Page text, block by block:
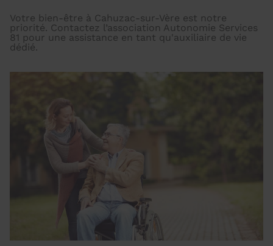
Votre bien-être à Cahuzac-sur-Vère est notre
priorité. Contactez l’association Autonomie Services
81 pour une assistance en tant qu'auxiliaire de vie
dédié.